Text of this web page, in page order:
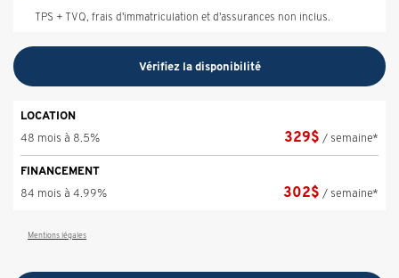
TPS + TVQ, frais d'immatriculation et d'assurances non inclus.
Vérifiez la disponibilité
LOCATION
48 mois à 8.5%
329$ / semaine*
FINANCEMENT
84 mois à 4.99%
302$ / semaine*
Mentions légales